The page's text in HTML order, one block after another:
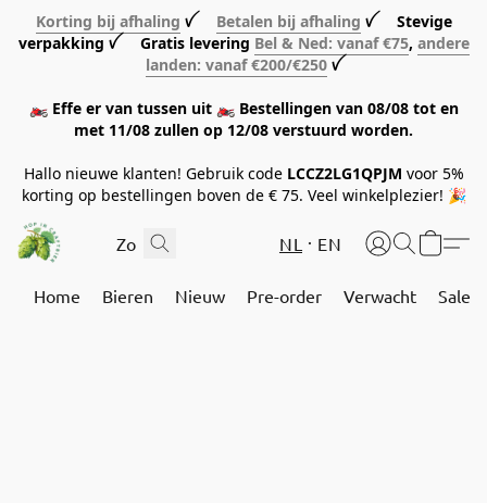
Korting bij afhaling ꪜ Betalen bij afhaling ꪜ Stevige
verpakking ꪜ Gratis levering Bel & Ned: vanaf €75, andere
landen: vanaf €200/€250 ꪜ
🏍️ Effe er van tussen uit 🏍️ Bestellingen van 08/08 tot en
met 11/08 zullen op 12/08 verstuurd worden.
Hallo nieuwe klanten! Gebruik code LCCZ2LG1QPJM voor 5%
korting op bestellingen boven de € 75. Veel winkelplezier! 🎉
NL EN
Home Bieren Nieuw Pre-order Verwacht Sale